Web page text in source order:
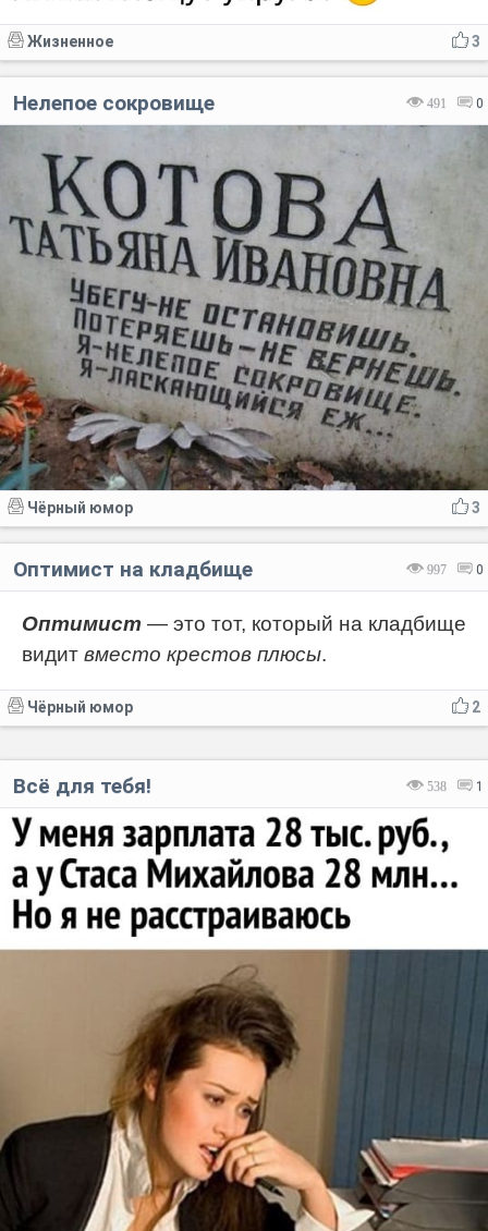
3
Жизненное
491 0
Нелепое сокровище
3
Чёрный юмор
997 0
Оптимист на кладбище
Оптимист — это тот, который на кладбище
видит вместо крестов плюсы.
2
Чёрный юмор
538 1
Всё для тебя!